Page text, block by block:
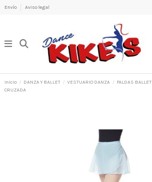
Envío Aviso legal
Inicio DANZA Y BALLET VESTUARIO DANZA FALDAS BALLET
CRUZADA